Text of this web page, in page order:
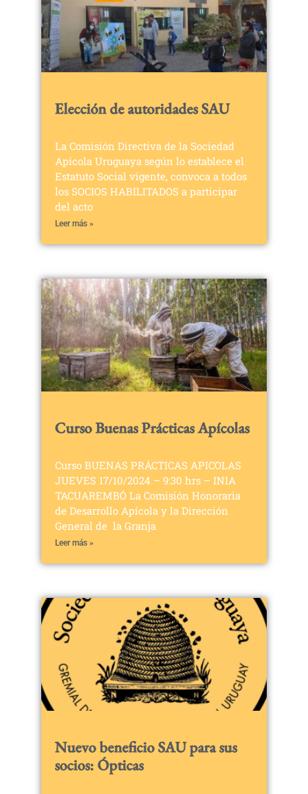
Elección de autoridades SAU
La Comisión Directiva de la Sociedad
Apícola Uruguaya según lo establece el
Estatuto Social vigente, convoca a todos
los SOCIOS HABILITADOS a participar
del acto
Leer más »
Curso Buenas Prácticas Apícolas
Curso BUENAS PRÁCTICAS APICOLAS
JUEVES 17/10/2024 – 9:30 hrs – INIA
TACUAREMBÓ La Comisión Honoraria
de Desarrollo Apícola y la Dirección
General de la Granja
Leer más »
Nuevo beneficio SAU para sus
socios: Ópticas